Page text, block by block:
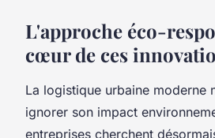
L'approche éco-
cœur de ces
La logistique urbaine moderne
ignorer son impact
entreprises cherchent